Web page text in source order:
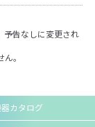
予告なしに変更され
。
カタログ